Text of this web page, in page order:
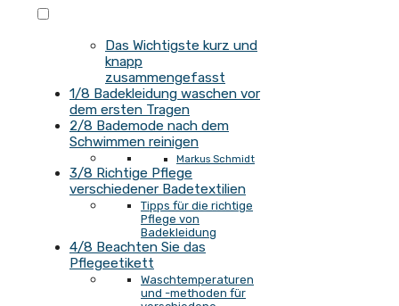
Das Wichtigste kurz und
knapp
zusammengefasst
1/8 Badekleidung waschen vor
dem ersten Tragen
2/8 Bademode nach dem
Schwimmen reinigen
Markus Schmidt
3/8 Richtige Pflege
verschiedener Badetextilien
Tipps für die richtige
Pflege von
Badekleidung
4/8 Beachten Sie das
Pflegeetikett
Waschtemperaturen
und -methoden für